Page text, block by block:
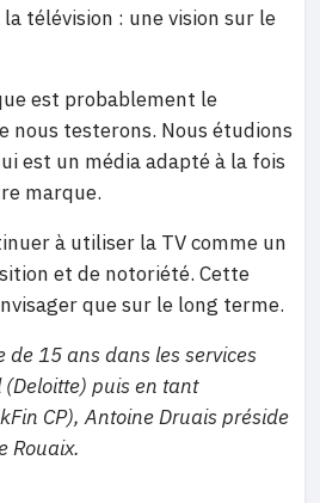
télévision : une vision sur le
est probablement le
nous testerons. Nous étudions
est un média adapté à la fois
marque.
à utiliser la TV comme un
et de notoriété. Cette
que sur le long terme.
de 15 ans dans les services
puis en tant
CP), Antoine Druais préside
Rouaix.